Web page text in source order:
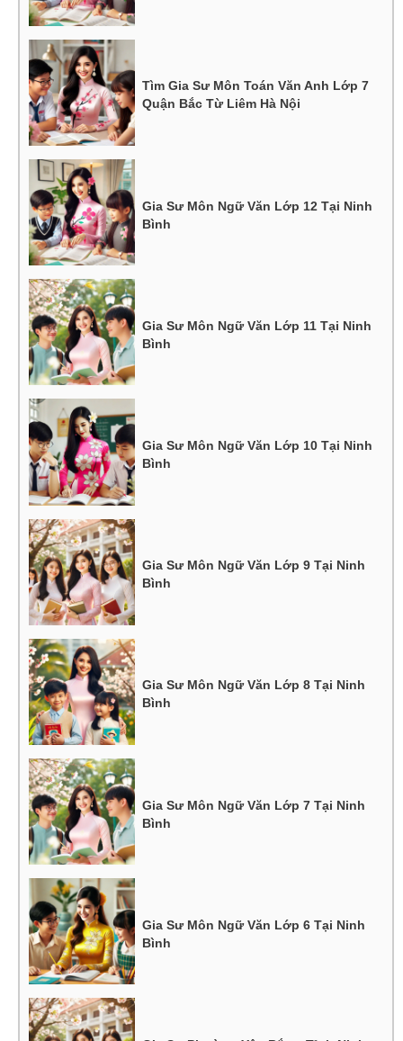
Tìm Gia Sư Môn Toán Văn Anh Lớp 7
Quận Bắc Từ Liêm Hà Nội
Gia Sư Môn Ngữ Văn Lớp 12 Tại Ninh
Bình
Gia Sư Môn Ngữ Văn Lớp 11 Tại Ninh
Bình
Gia Sư Môn Ngữ Văn Lớp 10 Tại Ninh
Bình
Gia Sư Môn Ngữ Văn Lớp 9 Tại Ninh
Bình
Gia Sư Môn Ngữ Văn Lớp 8 Tại Ninh
Bình
Gia Sư Môn Ngữ Văn Lớp 7 Tại Ninh
Bình
Gia Sư Môn Ngữ Văn Lớp 6 Tại Ninh
Bình